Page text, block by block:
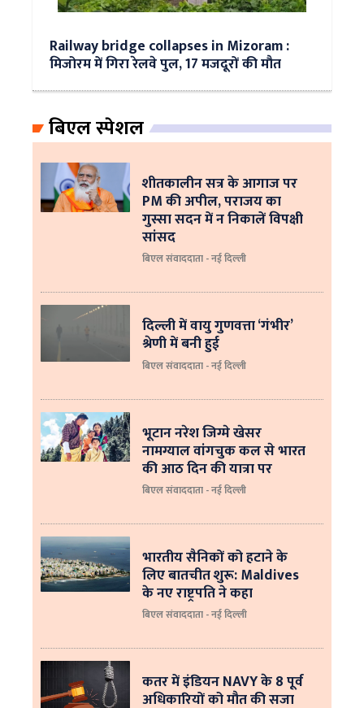
Railway bridge collapses in Mizoram :
मिजोरम में गिरा रेलवे पुल, 17 मजदूरों की मौत
बिएल स्पेशल
शीतकालीन सत्र के आगाज पर
PM की अपील, पराजय का
गुस्सा सदन में न निकालें विपक्षी
सांसद
बिएल संवाददाता - नई दिल्ली
दिल्ली में वायु गुणवत्ता ‘गंभीर’
श्रेणी में बनी हुई
बिएल संवाददाता - नई दिल्ली
भूटान नरेश जिग्मे खेसर
नामग्याल वांगचुक कल से भारत
की आठ दिन की यात्रा पर
बिएल संवाददाता - नई दिल्ली
भारतीय सैनिकों को हटाने के
लिए बातचीत शुरू: Maldives
के नए राष्ट्रपति ने कहा
बिएल संवाददाता - नई दिल्‍ली
कतर में इंडियन NAVY के 8 पूर्व
अधिकारियों को मौत की सजा